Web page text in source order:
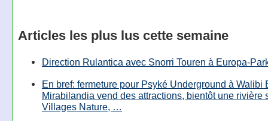
Articles les plus lus cette semaine
Direction Rulantica avec Snorri Touren à Europa-
En bref: fermeture pour Psyké Underground à Walibi
Mirabilandia vend des attractions, bientôt une rivière
Villages Nature, …